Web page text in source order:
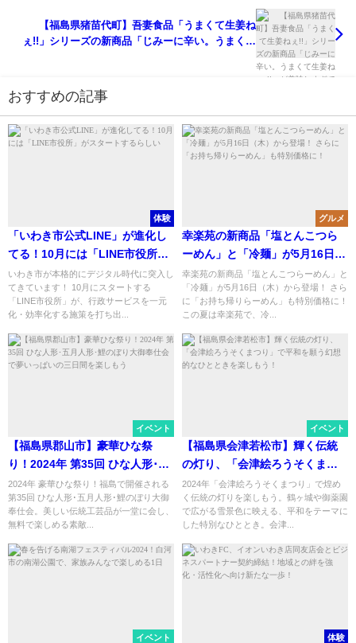
【福島県猪苗代町】吾妻食品「うまくて生姜ね
ぇ!!」シリーズの新商品「じみーに辛い。うまくて
おすすめの記事
体験
「いわき市公式LINE」が進化し
てる！10月には「LINE市役所」
がスタートするらしい
いわき市が本格的にデジタル時代に突入し
てきています！ 10月にスタートする
「LINE市役所」が、行政サービスを一元
化・効率化する施策を打ち出...
グルメ
幸楽苑の新商品「塩とんこつら
ーめん」と「冷麺」が5月16日
（木）から登場！ さらに「お持
ち帰りらーめん」も特別価格
に！
幸楽苑の新商品「塩とんこつらーめん」と
「冷麺」が5月16日（木）から登場！ さら
に「お持ち帰りらーめん」も特別価格に！
この夏は幸楽苑で、冷...
イベント
【福島県郡山市】豪華ひな祭
り！2024年 第35回 ひな人形･五
月人形･鯉のぼり大御奉仕会で夢
いっぱいの三日間を楽しもう
2024年 豪華ひな祭り！福島で開催される
第35回 ひな人形･五月人形･鯉のぼり大御
奉仕会。美しい伝統工芸品が一堂に会し、
無料で楽しめる素敵...
イベント
【福島県会津若松市】輝く伝統
の灯り、「会津絵ろうそくまつ
り」で平和を願う幻想的なひと
ときを楽しもう！
2024年「会津絵ろうそくまつり」で煌め
く伝統の灯りを楽しもう。鶴ヶ城や御薬園
で広がる雪景色に映える、平和をテーマに
した特別なひととき。会津...
イベント 体験